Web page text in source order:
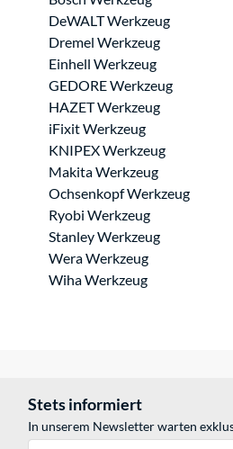
DeWALT Werkzeug
Dremel Werkzeug
Einhell Werkzeug
GEDORE Werkzeug
HAZET Werkzeug
iFixit Werkzeug
KNIPEX Werkzeug
Makita Werkzeug
Ochsenkopf Werkzeug
Ryobi Werkzeug
Stanley Werkzeug
Wera Werkzeug
Wiha Werkzeug
Stets informiert
In unserem Newsletter warten